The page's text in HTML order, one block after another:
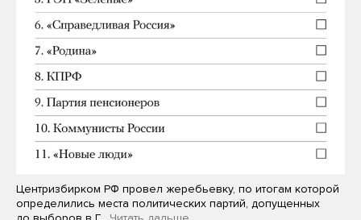
Центризбирком РФ провел жеребьевку, по итогам которой
определились места политических партий, допущенных